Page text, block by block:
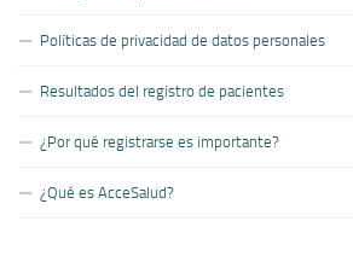
Políticas de privacidad de datos personales
Resultados del registro de pacientes
¿Por qué registrarse es importante?
¿Qué es AcceSalud?